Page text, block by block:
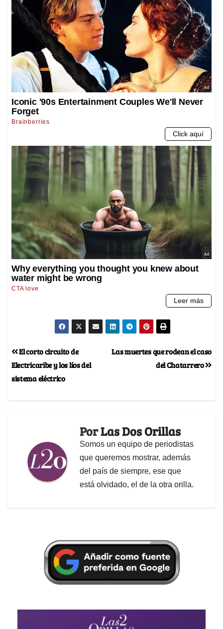
Las muertes que rodean el caso
del Chatarrero
El corto circuito de
Electricaribe y los líos del
sistema eléctrico
PorLas Dos Orillas
Somos un equipo de periodistas
que queremos mostrar, además
del país de siempre, ese que
está olvidado, el de la otra orilla.